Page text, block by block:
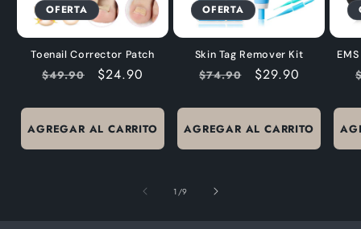
OFERTA
Toenail Corrector Patch
Precio
$49.90
Precio
oferta
$24.90
AGREGAR AL CARRITO
OFERTA
Skin Tag Remover Kit
Precio
$74.90
Precio
oferta
$29.90
AGREGAR AL CARRITO
1 /de
9